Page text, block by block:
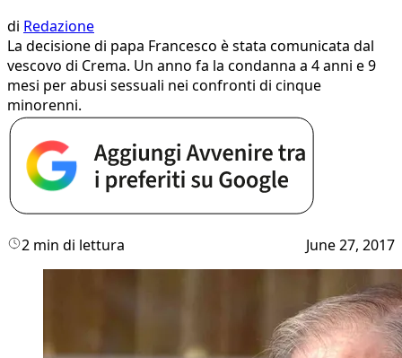
di Redazione
La decisione di papa Francesco è stata comunicata dal
vescovo di Crema. Un anno fa la condanna a 4 anni e 9
mesi per abusi sessuali nei confronti di cinque
minorenni.
2 min di lettura June 27, 2017